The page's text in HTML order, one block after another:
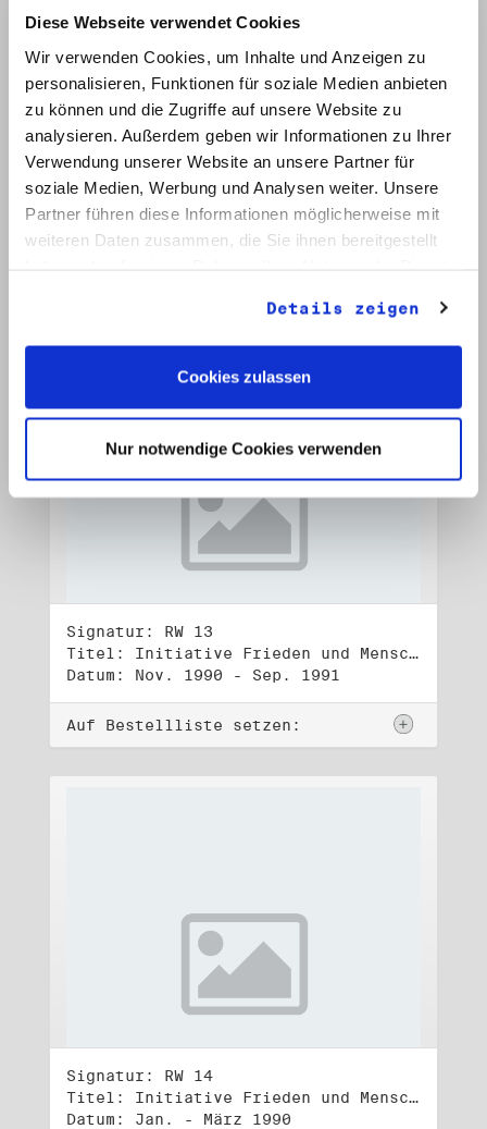
Diese Webseite verwendet Cookies
Wir verwenden Cookies, um Inhalte und Anzeigen zu
personalisieren, Funktionen für soziale Medien anbieten
zu können und die Zugriffe auf unsere Website zu
analysieren. Außerdem geben wir Informationen zu Ihrer
Verwendung unserer Website an unsere Partner für
soziale Medien, Werbung und Analysen weiter. Unsere
Partner führen diese Informationen möglicherweise mit
weiteren Daten zusammen, die Sie ihnen bereitgestellt
Details zeigen
Cookies zulassen
Nur notwendige Cookies verwenden
Signatur: RW 12
Titel: Initiative Frieden und Menschenrechte (2)
Datum: Mai - Nov. 1990
Signatur: RW 13
Titel: Initiative Frieden und Menschenrechte (3)
Datum: Nov. 1990 - Sep. 1991
Auf Bestellliste setzen:
Signatur: RW 14
Titel: Initiative Frieden und Menschenrechte, Volkskammerwahl 18.3.1990
Datum: Jan. - März 1990